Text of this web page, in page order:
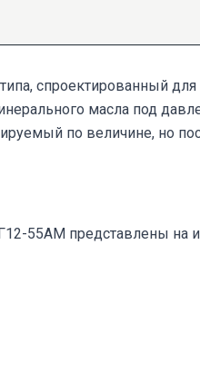
спроектированный для
масла под
по величине, но
55АМ представлены на